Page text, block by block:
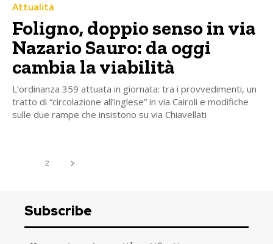
Attualità
Foligno, doppio senso in via
Nazario Sauro: da oggi
cambia la viabilità
L’ordinanza 359 attuata in giornata: tra i provvedimenti, un
tratto di “circolazione all’inglese” in via Cairoli e modifiche
sulle due rampe che insistono su via Chiavellati
2
Subscribe